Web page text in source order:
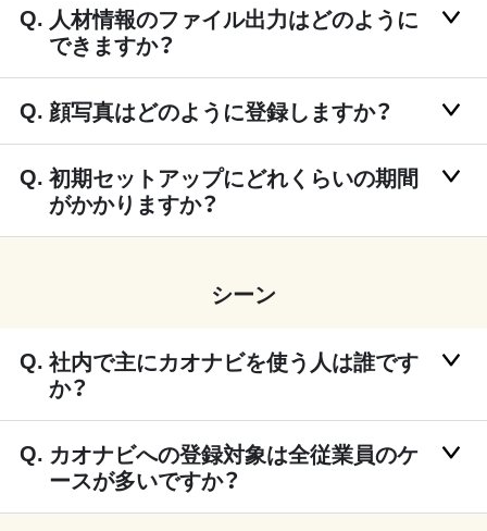
人材情報のファイル出力はどのように
できますか？
顔写真はどのように登録しますか？
初期セットアップにどれくらいの期間
がかかりますか？
シーン
社内で主にカオナビを使う人は誰です
か？
カオナビへの登録対象は全従業員のケ
ースが多いですか？